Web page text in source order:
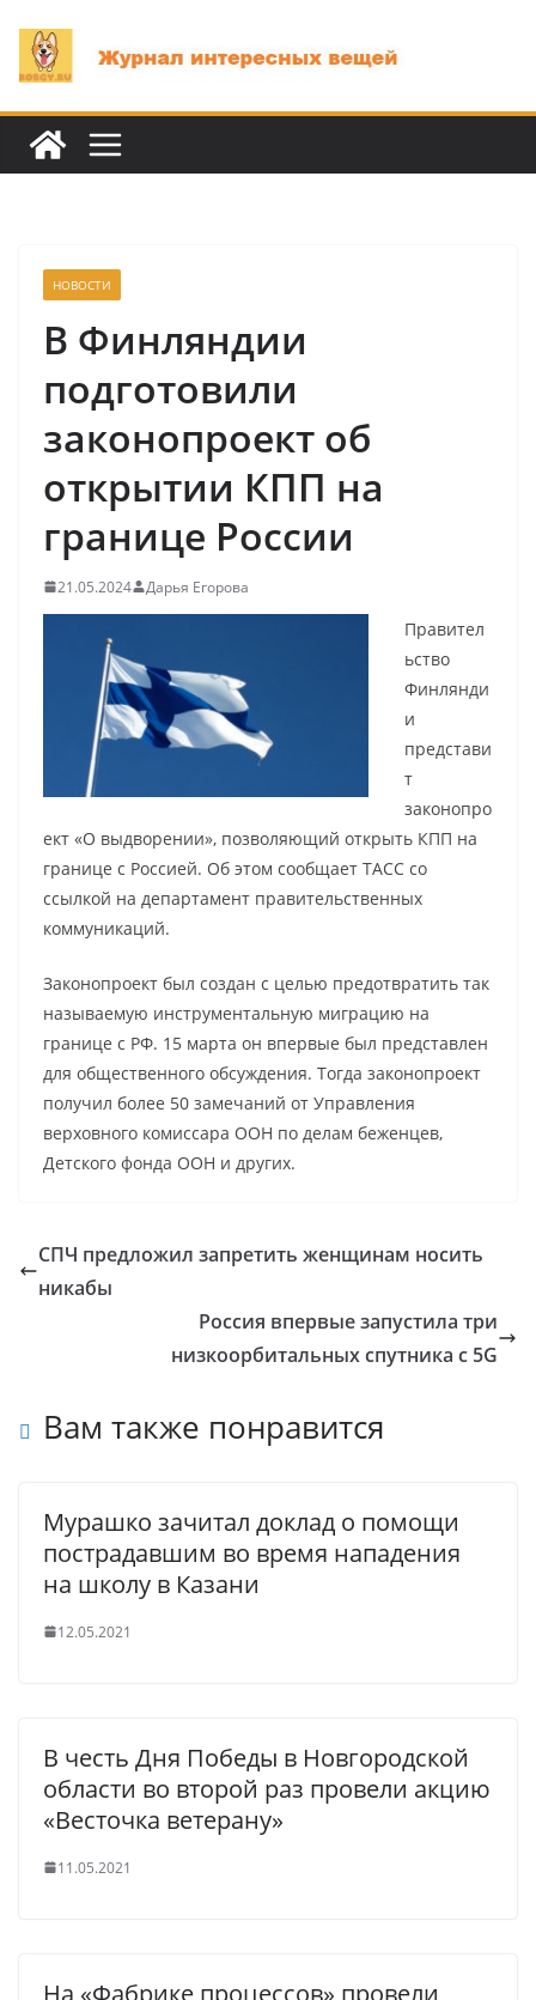
содержимому
НОВОСТИ
В Финляндии
подготовили
законопроект об
открытии КПП на
границе России
21.05.2024 Дарья Егорова
Правител
ьство
Финлянди
и
представи
т
законопро
ект «О выдворении», позволяющий открыть КПП на
границе с Россией. Об этом сообщает ТАСС со
ссылкой на департамент правительственных
коммуникаций.
Законопроект был создан с целью предотвратить так
называемую инструментальную миграцию на
границе с РФ. 15 марта он впервые был представлен
для общественного обсуждения. Тогда законопроект
получил более 50 замечаний от Управления
верховного комиссара ООН по делам беженцев,
Детского фонда ООН и других.
СПЧ предложил запретить женщинам носить
никабы
Россия впервые запустила три
низкоорбитальных спутника с 5G
Вам также понравится
Мурашко зачитал доклад о помощи
пострадавшим во время нападения
на школу в Казани
12.05.2021
В честь Дня Победы в Новгородской
области во второй раз провели акцию
«Весточка ветерану»
11.05.2021
На «Фабрике процессов» провели